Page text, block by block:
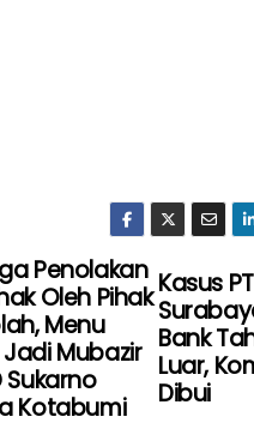
Kasus
Bank
Luar,
Dibui
Penolakan
Oleh Pihak
Menu
Jadi Mubazir
Sukarno
Kotabumi